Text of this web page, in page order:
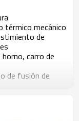
térmico mecánico
de
carro de
de fusión de